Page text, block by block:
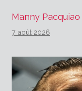
Manny
7 août 2026